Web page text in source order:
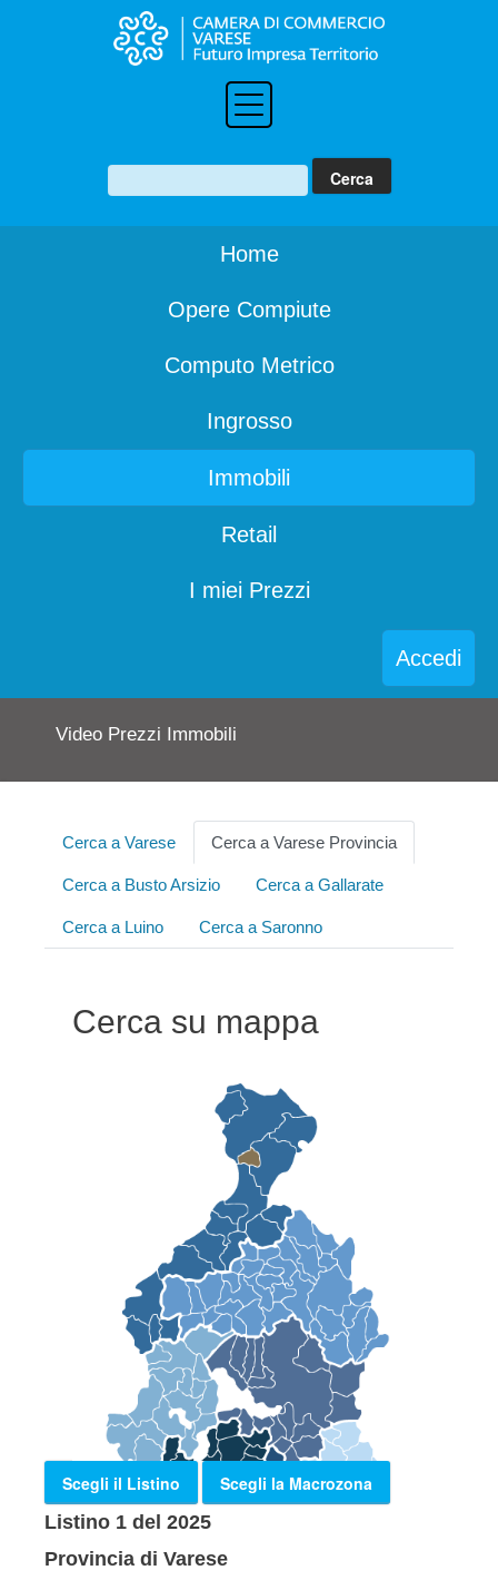
Home
Opere Compiute
Computo Metrico
Ingrosso
Immobili
Retail
I miei Prezzi
Accedi
Video Prezzi Immobili
Cerca a Varese Cerca a Varese Provincia
Cerca a Busto Arsizio Cerca a Gallarate
Cerca a Luino Cerca a Saronno
Cerca su mappa
Scegli il Listino
Scegli la Macrozona
Listino 1 del 2025
Provincia di Varese